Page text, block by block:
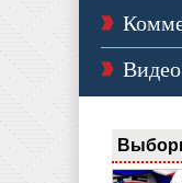
Видео